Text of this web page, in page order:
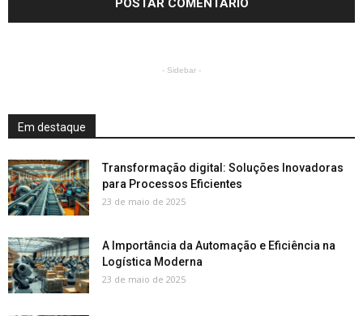
- Sidebar -
Em destaque
Transformação digital: Soluções Inovadoras
para Processos Eficientes
23 de maio de 2025
A Importância da Automação e Eficiência na
Logística Moderna
23 de maio de 2025